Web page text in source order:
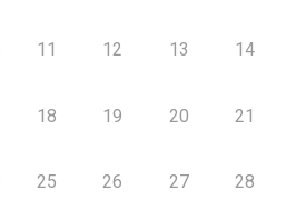
11 12 13 14
18 19 20 21
25 26 27 28